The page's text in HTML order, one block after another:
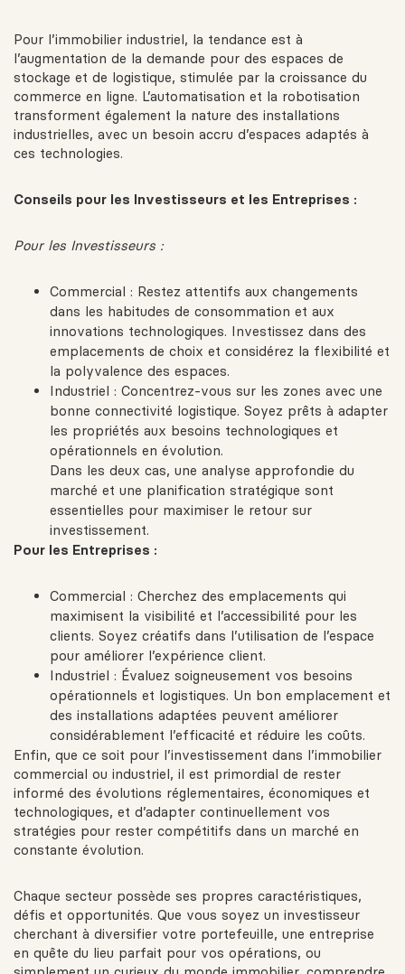
Pour l’immobilier industriel, la tendance est à
l’augmentation de la demande pour des espaces de
stockage et de logistique, stimulée par la croissance du
commerce en ligne. L’automatisation et la robotisation
transforment également la nature des installations
industrielles, avec un besoin accru d’espaces adaptés à
ces technologies.
Conseils pour les Investisseurs et les Entreprises :
Pour les Investisseurs :
Commercial : Restez attentifs aux changements
dans les habitudes de consommation et aux
innovations technologiques. Investissez dans des
emplacements de choix et considérez la flexibilité et
la polyvalence des espaces.
Industriel : Concentrez-vous sur les zones avec une
bonne connectivité logistique. Soyez prêts à adapter
les propriétés aux besoins technologiques et
opérationnels en évolution.
Dans les deux cas, une analyse approfondie du
marché et une planification stratégique sont
essentielles pour maximiser le retour sur
investissement.
Pour les Entreprises :
Commercial : Cherchez des emplacements qui
maximisent la visibilité et l’accessibilité pour les
clients. Soyez créatifs dans l’utilisation de l’espace
pour améliorer l’expérience client.
Industriel : Évaluez soigneusement vos besoins
opérationnels et logistiques. Un bon emplacement et
des installations adaptées peuvent améliorer
considérablement l’efficacité et réduire les coûts.
Enfin, que ce soit pour l’investissement dans l’immobilier
commercial ou industriel, il est primordial de rester
informé des évolutions réglementaires, économiques et
technologiques, et d’adapter continuellement vos
stratégies pour rester compétitifs dans un marché en
constante évolution.
Chaque secteur possède ses propres caractéristiques,
défis et opportunités. Que vous soyez un investisseur
cherchant à diversifier votre portefeuille, une entreprise
en quête du lieu parfait pour vos opérations, ou